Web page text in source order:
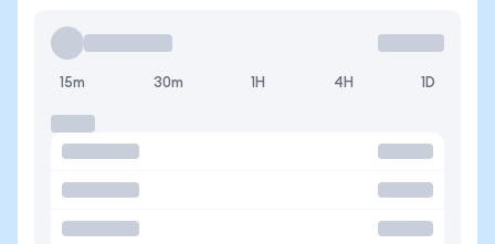
15m 30m 1H 4H 1D